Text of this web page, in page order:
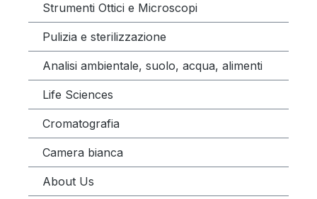
Strumenti Ottici e Microscopi
Pulizia e sterilizzazione
Analisi ambientale, suolo, acqua, alimenti
Life Sciences
Cromatografia
Camera bianca
About Us